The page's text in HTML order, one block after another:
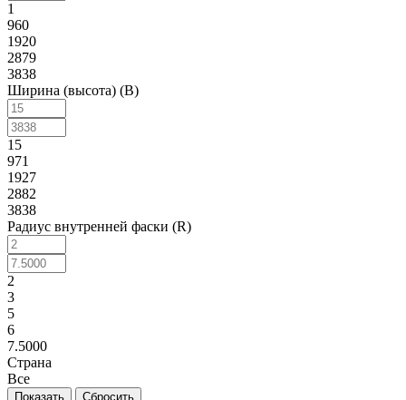
1
960
1920
2879
3838
Ширина (высота) (B)
15
971
1927
2882
3838
Радиус внутренней фаски (R)
2
3
5
6
7.5000
Страна
Все
Сбросить